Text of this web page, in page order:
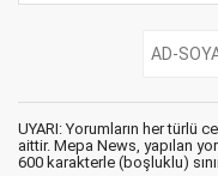
UYARI: Yorumların her türlü
aittir. Mepa News, yapılan
600 karakterle (boşluklu)